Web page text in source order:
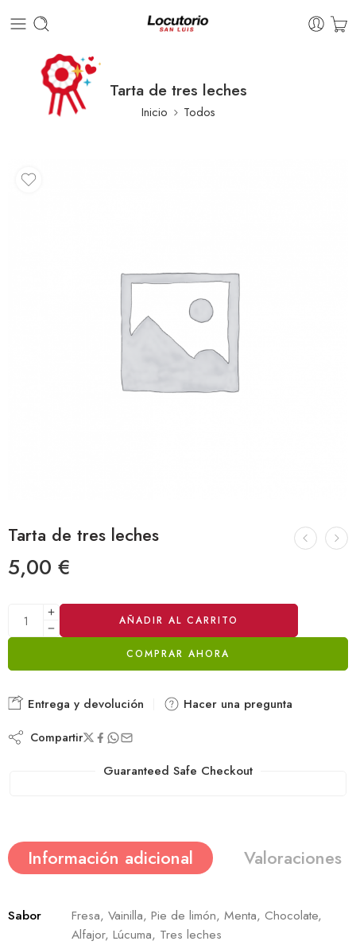
Tarta de tres leches
Inicio Todos
Tarta de tres leches
5,00 €
AÑADIR AL CARRITO
COMPRAR AHORA
Alternative:
Entrega y devolución Hacer una pregunta
Compartir
Guaranteed Safe Checkout
Información adicional Valoraciones
Sabor
Fresa, Vainilla, Pie de limón, Menta, Chocolate,
Alfajor, Lúcuma, Tres leches